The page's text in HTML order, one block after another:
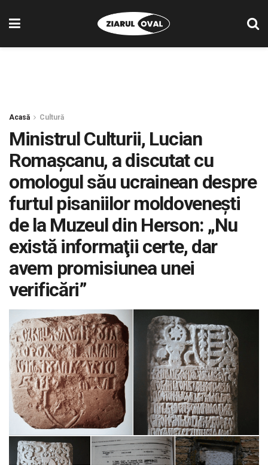
Acasă Cultură
Ministrul Culturii, Lucian
Romașcanu, a discutat cu
omologul său ucrainean despre
furtul pisaniilor moldovenești
de la Muzeul din Herson: „Nu
există informaţii certe, dar
avem promisiunea unei
verificări”